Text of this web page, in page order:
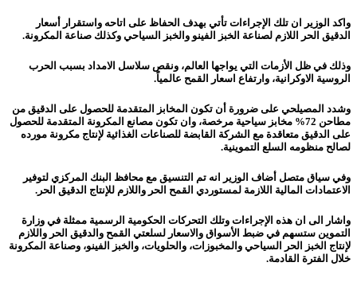
واكد الوزير ان تلك الإجراءات تأتي بهدف الحفاظ على اتاحه واستقرار أسعار
الدقيق الحر اللازم لصناعة الخبز الفينو والخبز السياحي وكذلك صناعة المكرونة.
وذلك في ظل الأزمات التي يواجها ‏العالم، ونقص سلاسل الامداد بسبب الحرب
الروسية الاوكرانية، ‏وارتفاع اسعار القمح عالمياً.‏
وشدد المصيلحي على ضرورة أن تكون المخابز المتقدمة للحصول على الدقيق من
مطاحن 72% مخابز سياحية مرخصة، وان ‏تكون مصانع المكرونة المتقدمة للحصول
على الدقيق متعاقدة مع الشركة القابضة للصناعات الغذائية ‏لإنتاج مكرونة مورده
لصالح منظومه السلع التموينية.
وفي سياق متصل أضاف الوزير انه تم التنسيق مع محافظ البنك المركزي لتوفير
الاعتمادات المالية اللازمة لمستوردي القمح الحر واللازم للإنتاج الدقيق الحر.
واشار الى ان هذه الإجراءات وتلك التحركات الحكومية الرسمية ممثلة في وزارة
التموين ستسهم في ضبط الأسواق والاسعار لسلعتي القمح والدقيق الحر واللازم
لإنتاج الخبز الحر السياحي والمخبوزات، والحلويات، والخبز الفينو، وصناعة المكرونة
خلال ‏الفترة القادمة.